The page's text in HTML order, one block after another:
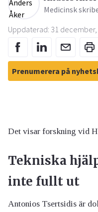
Medicinsk
Uppdaterad: 31 december,
Prenumerera på
Det visar forskning vid
Tekniska
inte fullt ut
Antonios Tsertsidis är